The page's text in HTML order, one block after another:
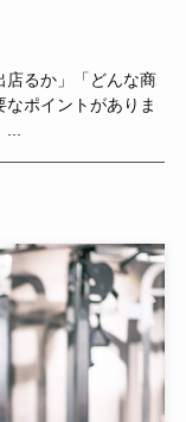
店るか」「どんな商
ポイントがありま